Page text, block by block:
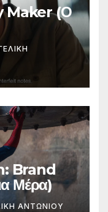
Maker (Ο
Brand
Μέρα)
ΑΝΤΩΝΊΟΥ